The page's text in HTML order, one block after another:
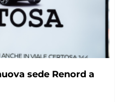
sede Renord a